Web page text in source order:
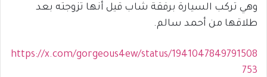
وهي تركب السيارة برفقة شاب قيل أنها تزوجته بعد
طلاقها من أحمد سالم.
https://x.com/gorgeous4ew/status/1941047849791508
753